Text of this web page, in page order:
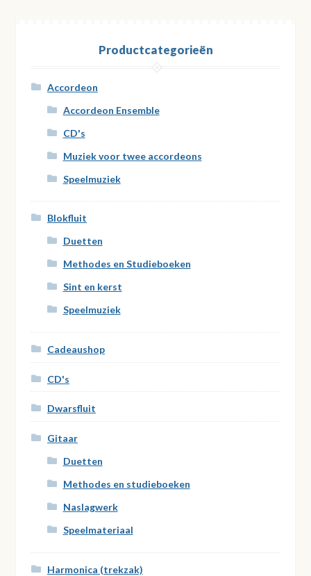
Productcategorieën
Accordeon
Accordeon Ensemble
CD's
Muziek voor twee accordeons
Speelmuziek
Blokfluit
Duetten
Methodes en Studieboeken
Sint en kerst
Speelmuziek
Cadeaushop
CD's
Dwarsfluit
Gitaar
Duetten
Methodes en studieboeken
Naslagwerk
Speelmateriaal
Harmonica (trekzak)